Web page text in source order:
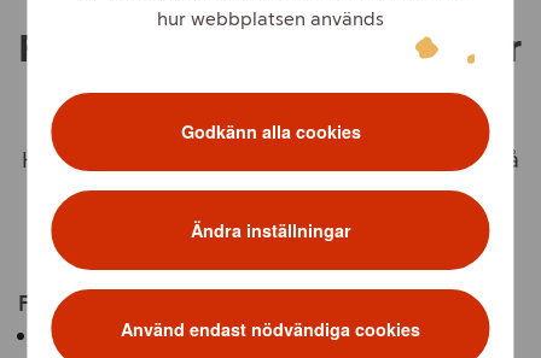
hur webbplatsen används
Godkänn alla cookies
Ändra inställningar
Använd endast nödvändiga cookies
Felanmälan - när du upptäcker
fel eller brister i lokalen
Har något gått sönder, slutat fungera eller brister på
annat vis i lokalen? Här finner du intruktionerna för
hur du felanmäler.
Felanmälan kan göras på två olika sätt:
Via telefon: 0771- 13 45 00